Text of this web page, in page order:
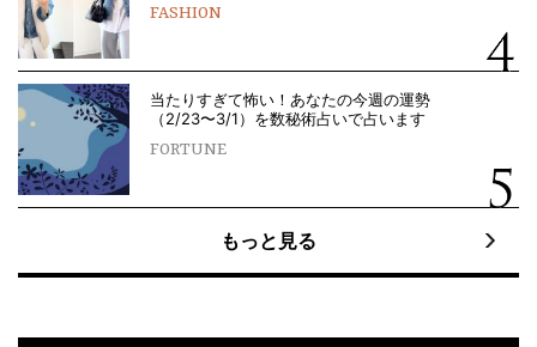
FASHION
当たりすぎて怖い！あなたの今週の運勢
（2/23〜3/1）を数秘術占いで占います
FORTUNE
もっと見る